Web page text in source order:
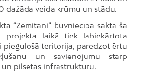
dažāda veida krūmu un stādu.
“Zemitāni” būvniecība sākta šā
projekta laikā tiek labiekārtota
piegulošā teritorija, paredzot ērtu
un savienojumu starp
un pilsētas infrastruktūru.